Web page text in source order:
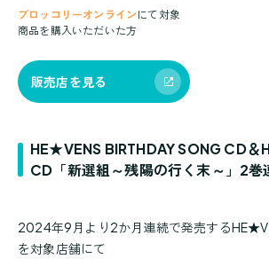
ブロッコリーオンライン にて対象
商品を購入いただいた方
販売店を見る
HE★VENS BIRTHDAY SONG CD＆
CD「新選組～残陽の行く末～」2巻
2024年9月より2か月連続で発売する
を対象店舗にて